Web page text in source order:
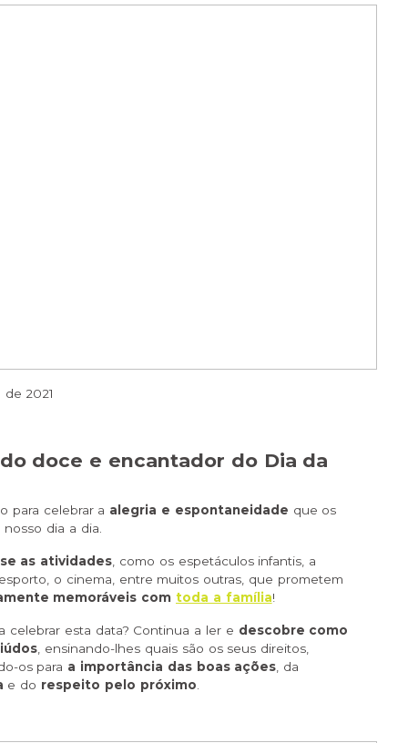
2021
doce e encantador do Dia da
para celebrar a alegria e espontaneidade que os
dia a dia.
as atividades, como os espetáculos infantis, a
o cinema, entre muitos outras, que prometem
memoráveis com toda a família!
celebrar esta data? Continua a ler e descobre como
, ensinando-lhes quais são os seus direitos,
os para a importância das boas ações, da
e do respeito pelo próximo.